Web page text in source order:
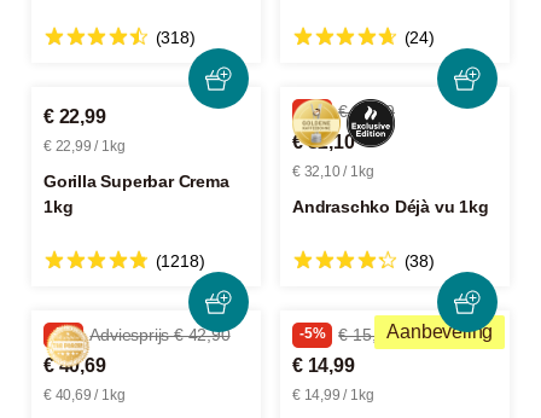
(318) (24)
€ 22,99
€ 22,99 / 1kg
Gorilla Superbar Crema
1kg
(1218)
-5% € 33,79
€ 32,10
€ 32,10 / 1kg
Andraschko Déjà vu 1kg
(38)
-5% Adviesprijs € 42,90
€ 40,69
€ 40,69 / 1kg
Aanbeveling
-5% € 15,79
€ 14,99
€ 14,99 / 1kg